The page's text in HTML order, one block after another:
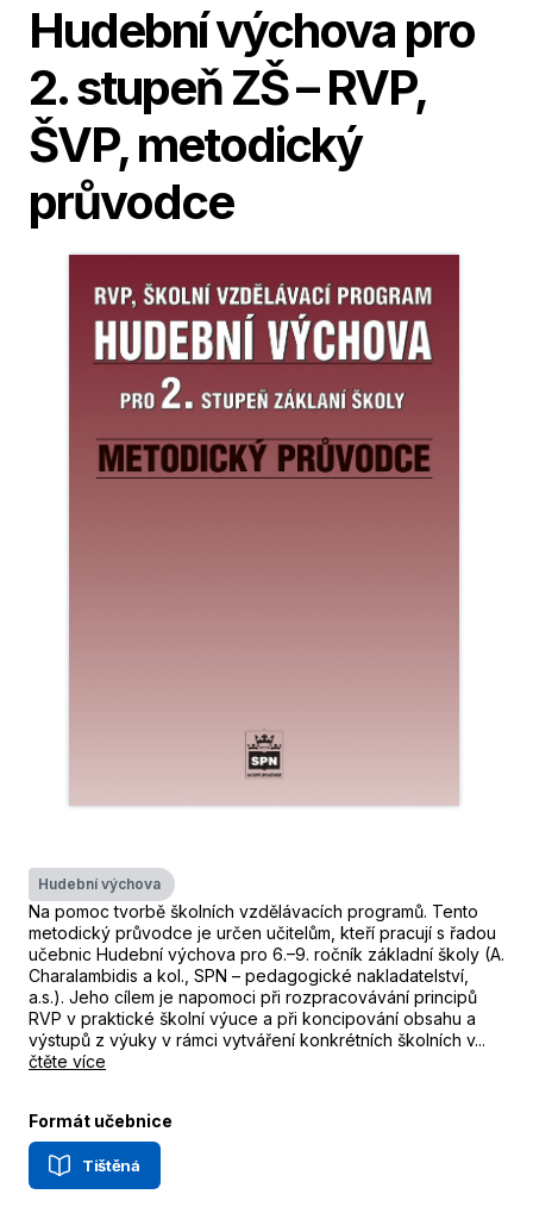
Hudební výchova pro
2. stupeň ZŠ – RVP,
ŠVP, metodický
průvodce
Hudební výchova
Na pomoc tvorbě školních vzdělávacích programů. Tento
metodický průvodce je určen učitelům, kteří pracují s řadou
učebnic Hudební výchova pro 6.–9. ročník základní školy (A.
Charalambidis a kol., SPN – pedagogické nakladatelství,
a.s.). Jeho cílem je napomoci při rozpracovávání principů
RVP v praktické školní výuce a při koncipování obsahu a
výstupů z výuky v rámci vytváření konkrétních školních v...
čtěte více
Formát učebnice
Tištěná